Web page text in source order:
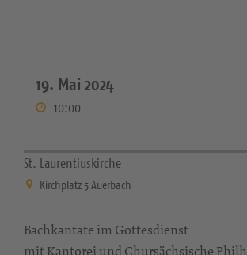
19. Mai 2024
10:00
St. Laurentiuskirche
Kirchplatz 5 Auerbach
Bachkantate im Gottesdienst
mit Kantorei und Chursächsische